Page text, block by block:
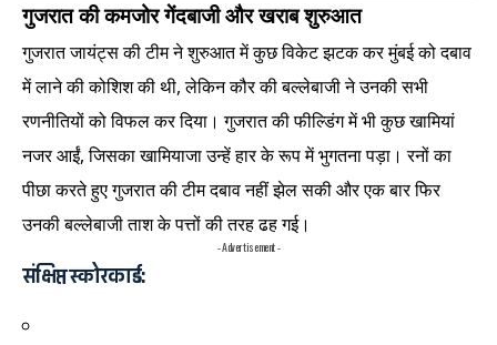
गुजरात की कमजोर गेंदबाजी और खराब शुरुआत
गुजरात जायंट्स की टीम ने शुरुआत में कुछ विकेट झटक कर मुंबई को दबाव
में लाने की कोशिश की थी, लेकिन कौर की बल्लेबाजी ने उनकी सभी
रणनीतियों को विफल कर दिया। गुजरात की फील्डिंग में भी कुछ खामियां
नजर आईं, जिसका खामियाजा उन्हें हार के रूप में भुगतना पड़ा। रनों का
पीछा करते हुए गुजरात की टीम दबाव नहीं झेल सकी और एक बार फिर
उनकी बल्लेबाजी ताश के पत्तों की तरह ढह गई।
- Advertisement -
संक्षिप्त स्कोरकार्ड: